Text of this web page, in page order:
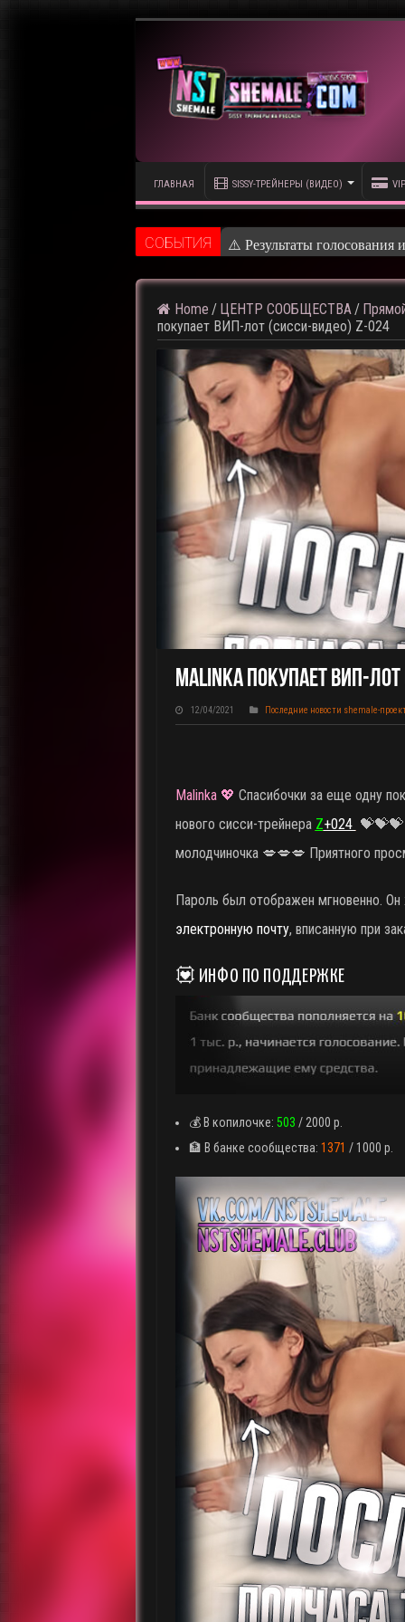
ГЛАВНАЯ SISSY-ТРЕЙНЕРЫ (ВИДЕО)
CОБЫТИЯ ⚠️ Результаты голосования
Home / ЦЕНТР СООБЩЕСТВА /
покупает ВИП-лот (сисси-видео) Z-024
Malinka Покупает ВИП-
12/04/2021 Последние новости shemale-
Malinka 💖 Спасибочки за еще одну
нового сисси-трейнера Z+024 💝💝💝
молодчиночка 💋💋💋 Приятного
Пароль был отображен мгновенно.
электронную почту, вписанную при
💟 ИНФО ПО ПОДДЕРЖКЕ
💰 В копилочке: 503 / 2000 р.
🏦 В банке сообщества: 1371 / 1000 р.